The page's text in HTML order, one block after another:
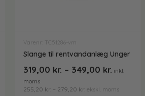
Varenr: TC51286-vm
Slange til rentvandanlæg Unger
319,00 kr. – 349,00 kr. inkl.
moms
255,20 kr. – 279,20 kr. ekskl. moms